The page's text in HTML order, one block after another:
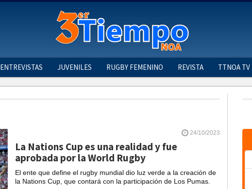
ENTREVISTAS JUVENILES RUGBY FEMENINO REVISTA TTNOA TV
24/10/2023
La Nations Cup es una realidad y fue
aprobada por la World Rugby
El ente que define el rugby mundial dio luz verde a la creación de
la Nations Cup, que contará con la participación de Los Pumas.